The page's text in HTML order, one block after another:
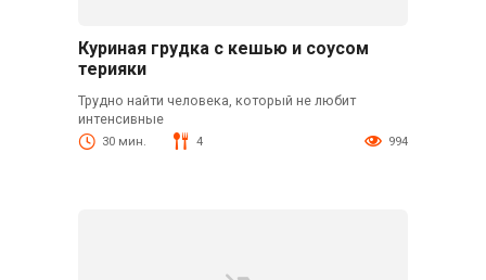
Куриная грудка с кешью и соусом
терияки
Трудно найти человека, который не любит
интенсивные
30 мин. 4 994